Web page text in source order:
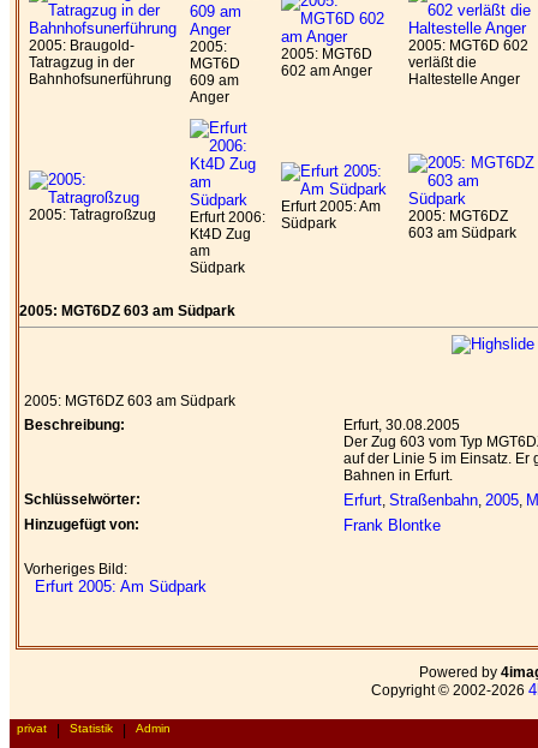
2005: Braugold-
Tatragzug in der
Bahnhofsunerführung
2005:
MGT6D
609 am
Anger
2005: MGT6D
602 am Anger
2005: MGT6D 602
verläßt die
Haltestelle Anger
2005: Tatragroßzug
Erfurt 2006:
Kt4D Zug
am
Südpark
Erfurt 2005: Am
Südpark
2005: MGT6DZ
603 am Südpark
2005: MGT6DZ 603 am Südpark
2005: MGT6DZ 603 am Südpark
Beschreibung:
Erfurt, 30.08.2005
Der Zug 603 vom Typ
auf der Linie 5 im Einsatz. Er
Bahnen in Erfurt.
Schlüsselwörter:
Erfurt, Straßenbahn, 2005,
Hinzugefügt von: Frank Blontke
Vorheriges Bild:
Erfurt 2005: Am Südpark
Powered by
Copyright © 2002-2026
privat Statistik Admin